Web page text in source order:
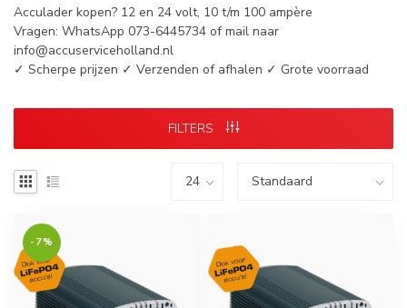
Acculader kopen? 12 en 24 volt, 10 t/m 100 ampère
Vragen: WhatsApp 073-6445734 of mail naar
info@accuserviceholland.nl
✓ Scherpe prijzen ✓ Verzenden of afhalen ✓ Grote voorraad
FILTERS
-7%